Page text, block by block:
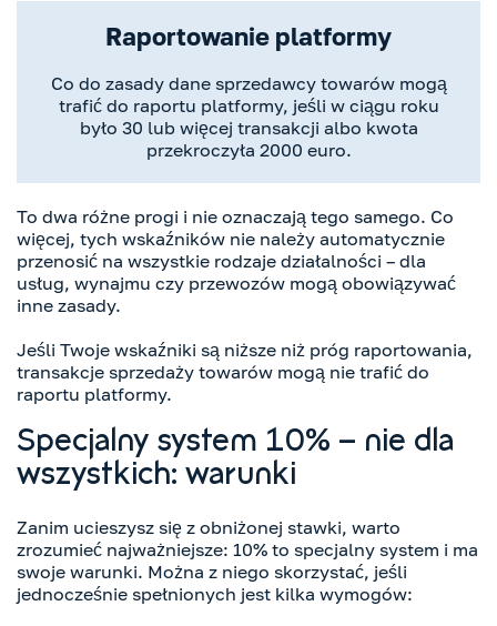
Raportowanie platformy
Co do zasady dane sprzedawcy towarów mogą
trafić do raportu platformy, jeśli w ciągu roku
było 30 lub więcej transakcji albo kwota
przekroczyła 2000 euro.
To dwa różne progi i nie oznaczają tego samego. Co
więcej, tych wskaźników nie należy automatycznie
przenosić na wszystkie rodzaje działalności – dla
usług, wynajmu czy przewozów mogą obowiązywać
inne zasady.
Jeśli Twoje wskaźniki są niższe niż próg raportowania,
transakcje sprzedaży towarów mogą nie trafić do
raportu platformy.
Specjalny system 10% – nie dla
wszystkich: warunki
Zanim ucieszysz się z obniżonej stawki, warto
zrozumieć najważniejsze: 10% to specjalny system i ma
swoje warunki. Można z niego skorzystać, jeśli
jednocześnie spełnionych jest kilka wymogów: